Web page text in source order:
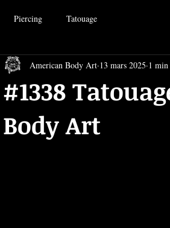
Piercing Tatouage
#1338
Body Art
American Body Art 13 mars 2025 1 min